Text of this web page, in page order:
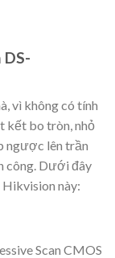
vì không có tính
kết bo tròn, nhỏ
ngược lên trần
công. Dưới đây
này:
Scan CMOS